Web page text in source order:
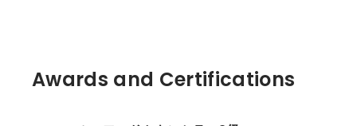
Awards and Certifications